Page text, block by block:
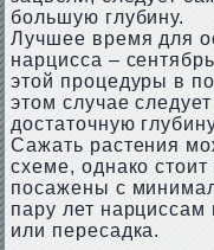
большую глубину.
Лучшее время для
нарцисса –
этой процедуры в
этом случае
достаточную
Сажать растения
схеме, однако
посажены с
пару лет нарциссам
или пересадка.